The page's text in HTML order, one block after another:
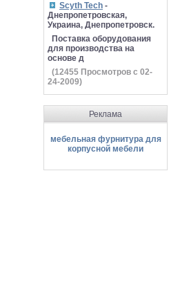
Scyth Tech -
Днепропетровская,
Украина, Днепропетровск.
Поставка оборудования
для производства на
основе д
(12455 Просмотров с 02-
24-2009)
Реклама
мебельная фурнитура для
корпусной мебели